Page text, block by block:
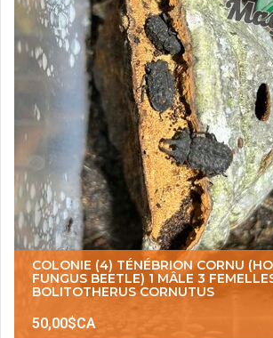
COLONIE (4) TÉNÉBRION CORNU
FUNGUS BEETLE) 1 MÂLE 3
BOLITOTHERUS CORNUTUS
50,00$CA